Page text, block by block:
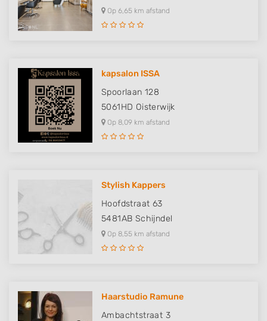
Op 6,65 km afstand
kapsalon ISSA
Spoorlaan 128
5061HD Oisterwijk
Op 8,09 km afstand
Stylish Kappers
Hoofdstraat 63
5481AB Schijndel
Op 8,55 km afstand
Haarstudio Ramune
Ambachtstraat 3